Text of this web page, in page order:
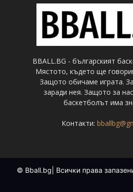
BBALL.BG - българският
Мястото, където ще
Защото обичаме играта.
заради нея. Защото за
баскетболът има
Контакти:
© Bball.bg| Всички права